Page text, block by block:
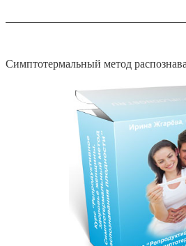
Симптотермальный метод